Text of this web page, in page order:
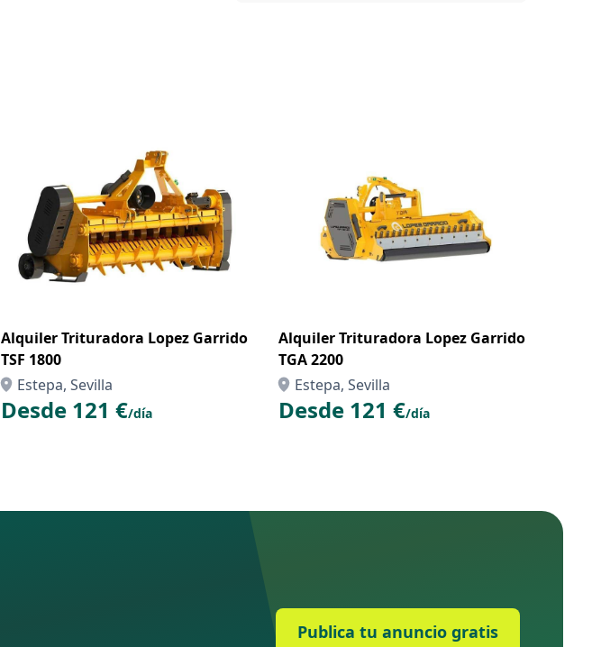
Alquiler Trituradora Lopez Garrido
TSF 1800
Estepa, Sevilla
Desde 121 €/día
Alquiler Trituradora Lopez Garrido
TGA 2200
Estepa, Sevilla
Desde 121 €/día
Publica tu anuncio gratis